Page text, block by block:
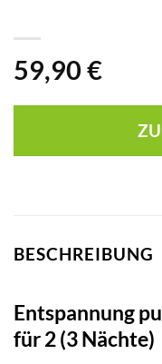
59,90 €
BESCHREIBUNG
Entspannung
für 2 (3 Nächte)